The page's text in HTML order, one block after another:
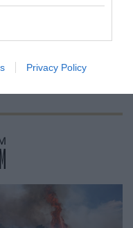
Privacy Policy
Μιλένα Κοντού
μετάλλιο στην